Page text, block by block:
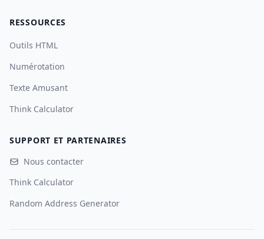
RESSOURCES
Outils HTML
Numérotation
Texte Amusant
Think Calculator
SUPPORT ET PARTENAIRES
Nous contacter
Think Calculator
Random Address Generator